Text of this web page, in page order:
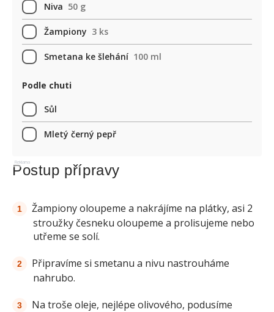
Niva 50 g
Žampiony 3 ks
Smetana ke šlehání 100 ml
Podle chuti
Sůl
Mletý černý pepř
Reklama
Postup přípravy
Žampiony oloupeme a nakrájíme na plátky, asi 2
stroužky česneku oloupeme a prolisujeme nebo
utřeme se solí.
Připravíme si smetanu a nivu nastrouháme
nahrubo.
Na troše oleje, nejlépe olivového, podusíme